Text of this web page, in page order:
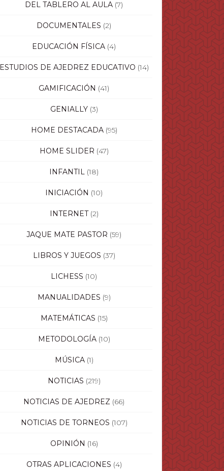
DEL TABLERO AL AULA (7)
DOCUMENTALES (2)
EDUCACIÓN FÍSICA (4)
ESTUDIOS DE AJEDREZ EDUCATIVO (14)
GAMIFICACIÓN (41)
GENIALLY(3)
HOME DESTACADA(95)
HOME SLIDER (47)
INFANTIL (18)
INICIACIÓN (10)
INTERNET(2)
JAQUE MATE PASTOR (59)
LIBROS Y JUEGOS (37)
LICHESS (10)
MANUALIDADES (9)
MATEMÁTICAS (15)
METODOLOGÍA(10)
MÚSICA(1)
NOTICIAS (219)
NOTICIAS DE AJEDREZ (66)
NOTICIAS DE TORNEOS (107)
OPINIÓN (16)
OTRAS APLICACIONES (4)